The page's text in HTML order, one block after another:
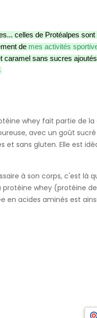
celles de Protéalpes
de mes activités
caramel sans sucres
whey fait partie de
avec un goût
sans gluten. Elle est
à son corps, c'est là
whey (protéine de
en acides aminés est